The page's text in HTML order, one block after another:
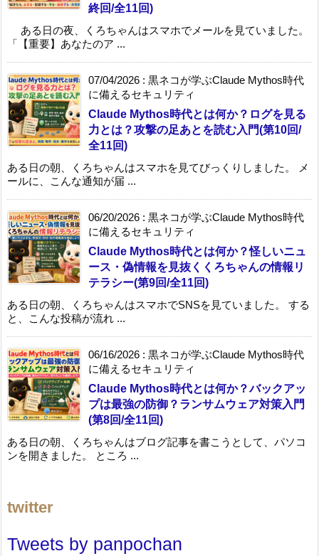
終回/全11回)
ある日の夜、くろちゃんはスマホでメールを見ていました。
「【重要】あなたのア ...
07/04/2026 : 黒ネコが学ぶClaude Mythos時代
に備えるセキュリティ
Claude Mythos時代とは何か？ログを見る
力とは？攻撃の足あとを読む入門(第10回/
全11回)
ある日の朝、くろちゃんはスマホを見てびっくりしました。 メ
ールに、こんな通知が届 ...
06/20/2026 : 黒ネコが学ぶClaude Mythos時代
に備えるセキュリティ
Claude Mythos時代とは何か？怪しいニュ
ース・偽情報を見抜くくろちゃんの情報リ
テラシー(第9回/全11回)
ある日の朝、くろちゃんはスマホでSNSを見ていました。 する
と、こんな投稿が流れ ...
06/16/2026 : 黒ネコが学ぶClaude Mythos時代
に備えるセキュリティ
Claude Mythos時代とは何か？バックアッ
プは最強の防御？ランサムウェア対策入門
(第8回/全11回)
ある日の朝、くろちゃんはブログ記事を書こうとして、パソコ
ンを開きました。 ところ ...
twitter
Tweets by panpochan